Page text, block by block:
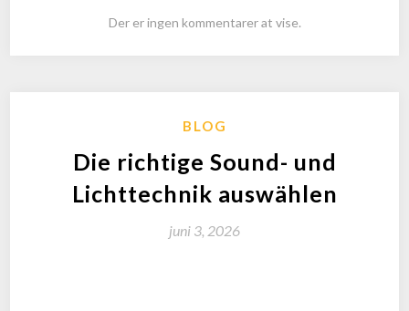
Der er ingen kommentarer at vise.
BLOG
Die richtige Sound- und
Lichttechnik auswählen
juni 3, 2026